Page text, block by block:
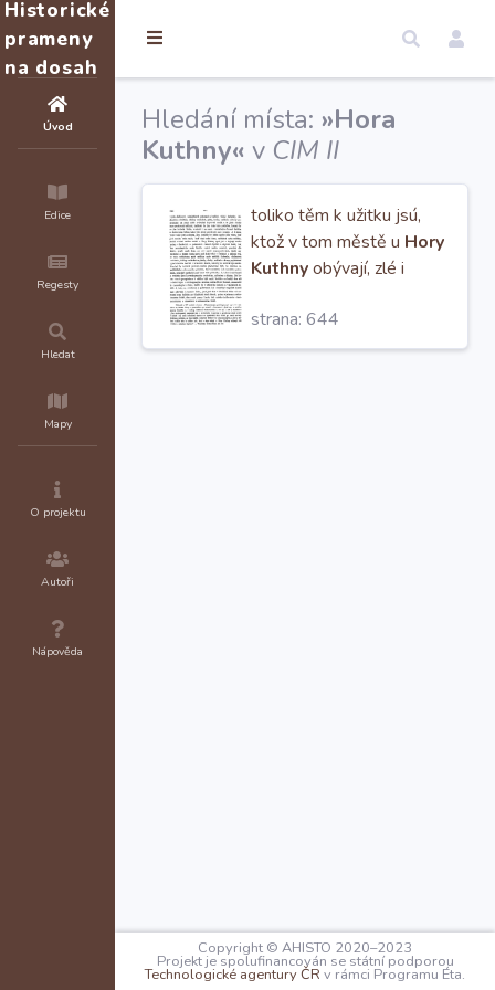
Historické
prameny
na dosah
Úvod
Edice
Regesty
Hledat
Mapy
O projektu
Autoři
Nápověda
Hledání místa: »Hora
Kuthny« v CIM II
toliko těm k užitku jsú,
ktož v tom městě u Hory
Kuthnyobývají, zlé i
— Veselský, Kutná
strana: 644
Copyright © AHISTO 2020–2023
Projekt je spolufinancován se státní podporou
Technologické agentury ČR v rámci Programu Éta.